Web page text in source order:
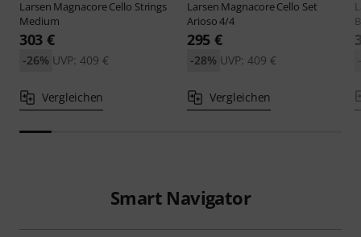
Larsen Magnacore Cello Strings
Medium
303 €
UVP: 409 €
-26%
Vergleichen
Larsen Magnacore Cello Set
Arioso 4/4
295 €
UVP: 409 €
-28%
Vergleichen
Smart Navigator